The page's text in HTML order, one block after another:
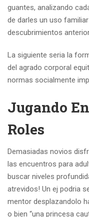
guantes, analizando
de darles un uso
descubrimientos
La siguiente seria la
del agrado corporal
normas socialmente
Jugando
Roles
Demasiadas novios
las encuentros para
buscar niveles
atrevidos! Un ej podria
mentor desplazandolo
o bien “una princesa